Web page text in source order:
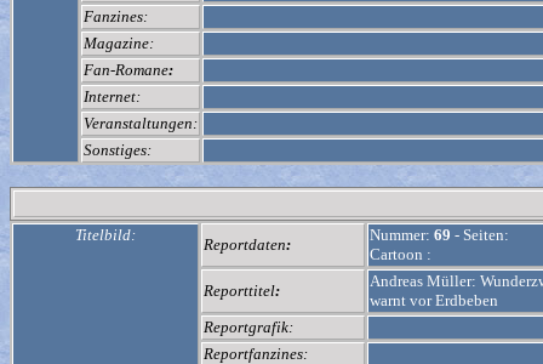
Fanzines:
Magazine:
Fan-Romane:
Internet:
Veranstaltungen:
Sonstiges:
Titelbild:
Reportdaten:
Nummer: 69 - Seiten:
Cartoon :
Reporttitel:
Andreas Müller:
warnt vor Erdbeben
Reportgrafik:
Reportfanzines: